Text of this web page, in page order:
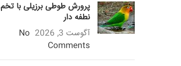
پرورش طوطی برزیلی با تخم
نطفه دار
آگوست 3, 2026
No
Comments